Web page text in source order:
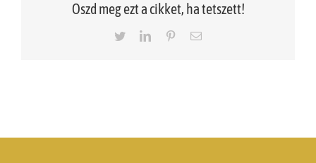
Oszd meg ezt a cikket, ha tetszett!
TwitterLinkedInPinterestEmail